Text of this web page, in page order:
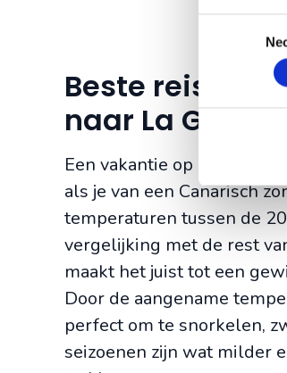
Beste reistijd
naar La
Een vakantie op La
als je van een Canarisch
temperaturen tussen de
vergelijking met de rest
maakt het juist tot een
Door de aangename
perfect om te snorkelen,
seizoenen zijn wat milder